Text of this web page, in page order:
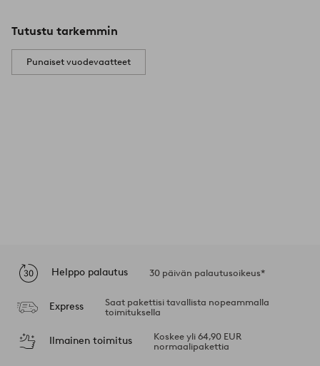
Tutustu tarkemmin
Punaiset vuodevaatteet
Helppo palautus 30 päivän palautusoikeus*
Express
Saat pakettisi tavallista nopeammalla
toimituksella
Ilmainen toimitus
Koskee yli 64,90 EUR
normaalipakettia